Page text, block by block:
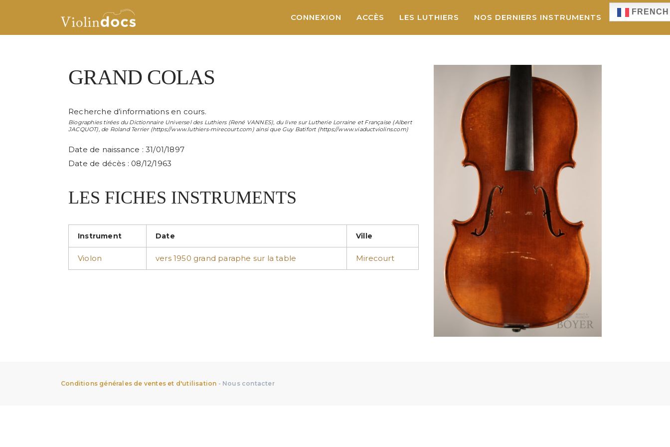
CONNEXION ACCÈS LES LUTHIERS NOS DERNIERS INSTRUMENTS
FRENCH
GRAND COLAS
Recherche d’informations en cours.
Biographies tirées du Dictionnaire Universel des Luthiers (René VANNES), du livre sur Lutherie Lorraine et Française (Albert
JACQUOT), de Roland Terrier(https://www.luthiers-mirecourt.com) ainsi que Guy Batifort(https://www.viaductviolins.com)
Date de naissance : 31/01/1897
Date de décès : 08/12/1963
LES FICHES INSTRUMENTS
Instrument Date Ville
Violon vers 1950 grand paraphe sur la table Mirecourt
Conditions générales de ventes et d'utilisation - Nous contacter